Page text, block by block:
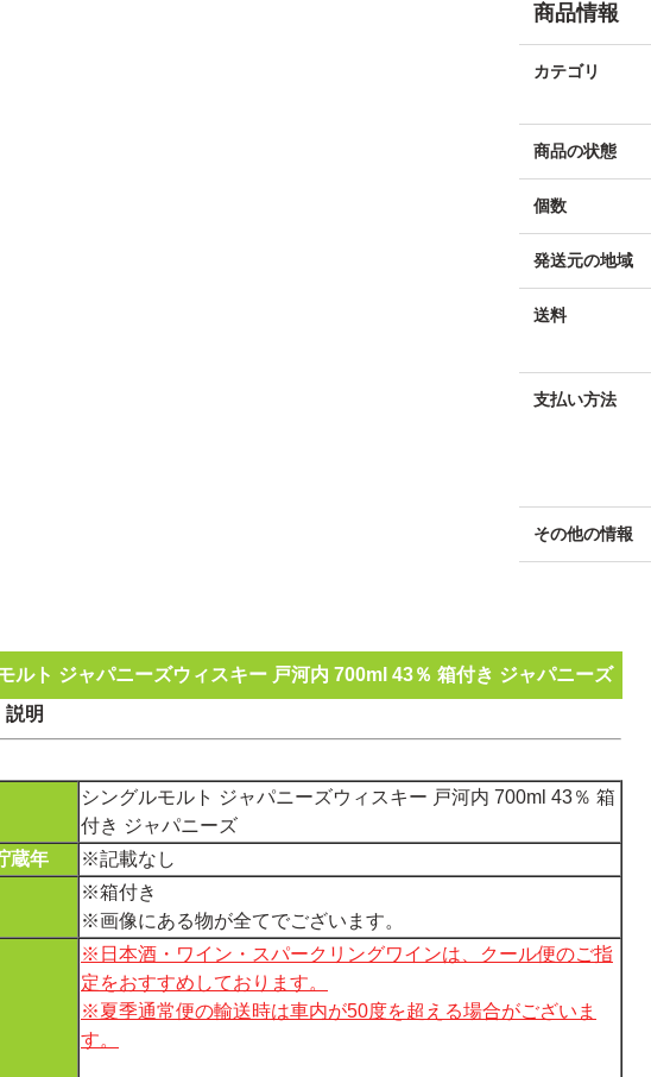
商品情報
カテゴリ
商品の状態
個数
発送元の地域
送料
支払い方法
その他の情報